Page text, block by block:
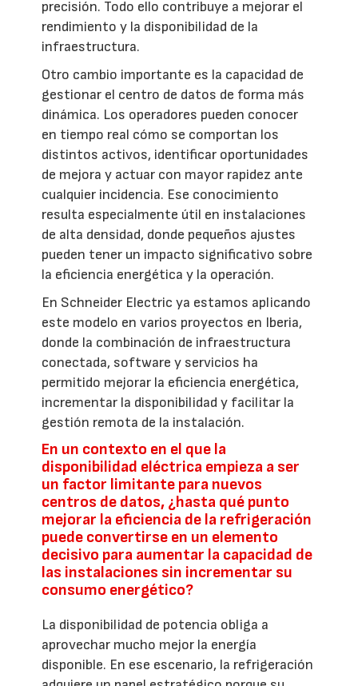
precisión. Todo ello contribuye a mejorar el
rendimiento y la disponibilidad de la
infraestructura.
Otro cambio importante es la capacidad de
gestionar el centro de datos de forma más
dinámica. Los operadores pueden conocer
en tiempo real cómo se comportan los
distintos activos, identificar oportunidades
de mejora y actuar con mayor rapidez ante
cualquier incidencia. Ese conocimiento
resulta especialmente útil en instalaciones
de alta densidad, donde pequeños ajustes
pueden tener un impacto significativo sobre
la eficiencia energética y la operación.
En Schneider Electric ya estamos aplicando
este modelo en varios proyectos en Iberia,
donde la combinación de infraestructura
conectada, software y servicios ha
permitido mejorar la eficiencia energética,
incrementar la disponibilidad y facilitar la
gestión remota de la instalación.
En un contexto en el que la
disponibilidad eléctrica empieza a ser
un factor limitante para nuevos
centros de datos, ¿hasta qué punto
mejorar la eficiencia de la refrigeración
puede convertirse en un elemento
decisivo para aumentar la capacidad de
las instalaciones sin incrementar su
consumo energético?
La disponibilidad de potencia obliga a
aprovechar mucho mejor la energía
disponible. En ese escenario, la refrigeración